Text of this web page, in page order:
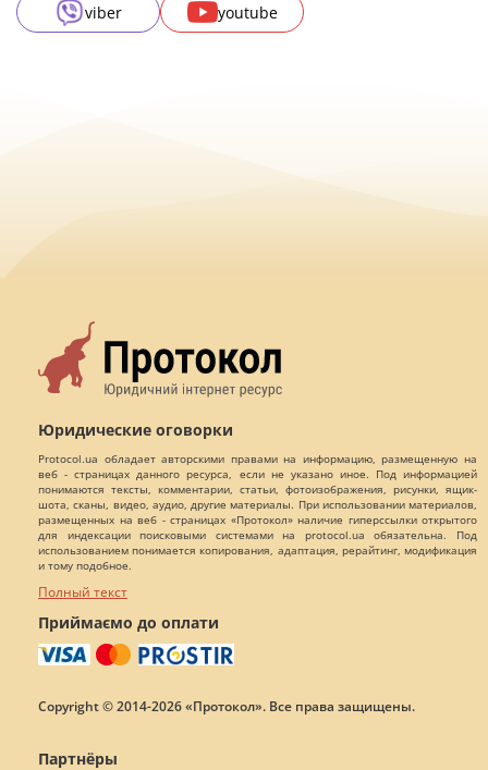
viber
youtube
Юридические оговорки
Protocol.ua обладает авторскими правами на информацию, размещенную на
веб - страницах данного ресурса, если не указано иное. Под информацией
понимаются тексты, комментарии, статьи, фотоизображения, рисунки, ящик-
шота, сканы, видео, аудио, другие материалы. При использовании материалов,
размещенных на веб - страницах «Протокол» наличие гиперссылки открытого
для индексации поисковыми системами на protocol.ua обязательна. Под
использованием понимается копирования, адаптация, рерайтинг, модификация
и тому подобное.
Полный текст
Приймаємо до оплати
Copyright © 2014-2026 «Протокол». Все права защищены.
Партнёры